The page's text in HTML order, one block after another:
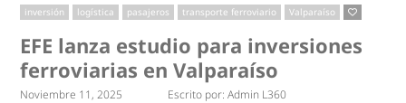
inversión
logística pasajeros transporte ferroviario Valparaíso
EFE lanza estudio para inversiones
ferroviarias en Valparaíso
Noviembre 11, 2025 Escrito por: Admin L360